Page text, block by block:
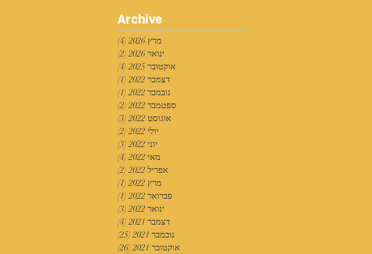
Archive
מרץ 2026 (4)
ינואר 2026
(2)
אוקטובר 2025
(4)
דצמבר 2022
(1)
נובמבר 2022
(1)
ספטמבר 2022
(2)
אוגוסט 2022
(3)
יולי 2022
(2)
יוני 2022
(3)
מאי 2022
(4)
אפריל 2022
(2)
מרץ 2022
(1)
פברואר 2022
(1)
ינואר 2022
(3)
דצמבר 2021
(4)
נובמבר 2021
(25)
אוקטובר 2021
(26)